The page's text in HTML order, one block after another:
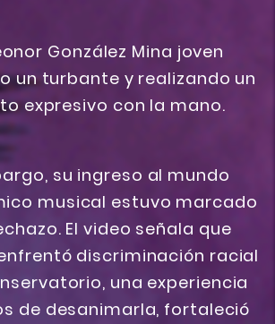
su ingreso al mundo
musical estuvo marcado
El video señala que
discriminación racial
una experiencia
de desanimarla, fortaleció